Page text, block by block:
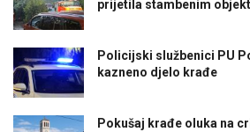
prijetila stambenim
Policijski službenici PU
kazneno djelo krađe
Pokušaj krađe oluka na